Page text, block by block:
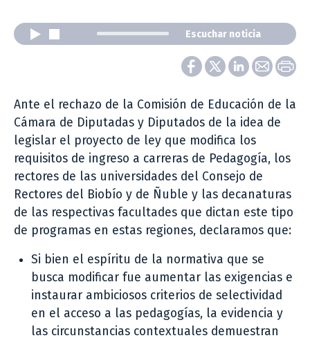
Escuchar noticia
Ante el rechazo de la Comisión de Educación de la
Cámara de Diputadas y Diputados de la idea de
legislar el proyecto de ley que modifica los
requisitos de ingreso a carreras de Pedagogía, los
rectores de las universidades del Consejo de
Rectores del Biobío y de Ñuble y las decanaturas
de las respectivas facultades que dictan este tipo
de programas en estas regiones, declaramos que:
Si bien el espíritu de la normativa que se
busca modificar fue aumentar las exigencias e
instaurar ambiciosos criterios de selectividad
en el acceso a las pedagogías, la evidencia y
las circunstancias contextuales demuestran